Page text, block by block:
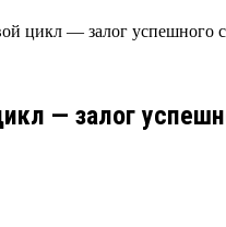
цикл — залог успешного
— залог